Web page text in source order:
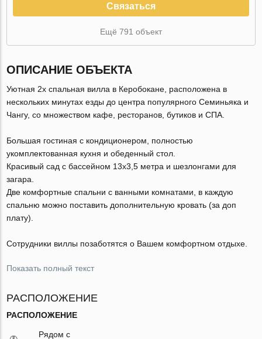
Связаться
Ещё 791 объект
ОПИСАНИЕ ОБЪЕКТА
Уютная 2х спальная вилла в Керобокане, расположена в
нескольких минутах езды до центра популярного Семиньяка и
Чангу, со множеством кафе, ресторанов, бутиков и СПА.
Большая гостиная с кондиционером, полностью
укомплектованная кухня и обеденный стол.
Красивый сад с бассейном 13х3,5 метра и шезлонгами для
загара.
Две комфортные спальни с ванными комнатами, в каждую
спальню можно поставить дополнительную кровать (за доп
плату).
Сотрудники виллы позаботятся о Вашем комфортном отдыхе.
Показать полный текст
РАСПОЛОЖЕНИЕ
РАСПОЛОЖЕНИЕ
Рядом с